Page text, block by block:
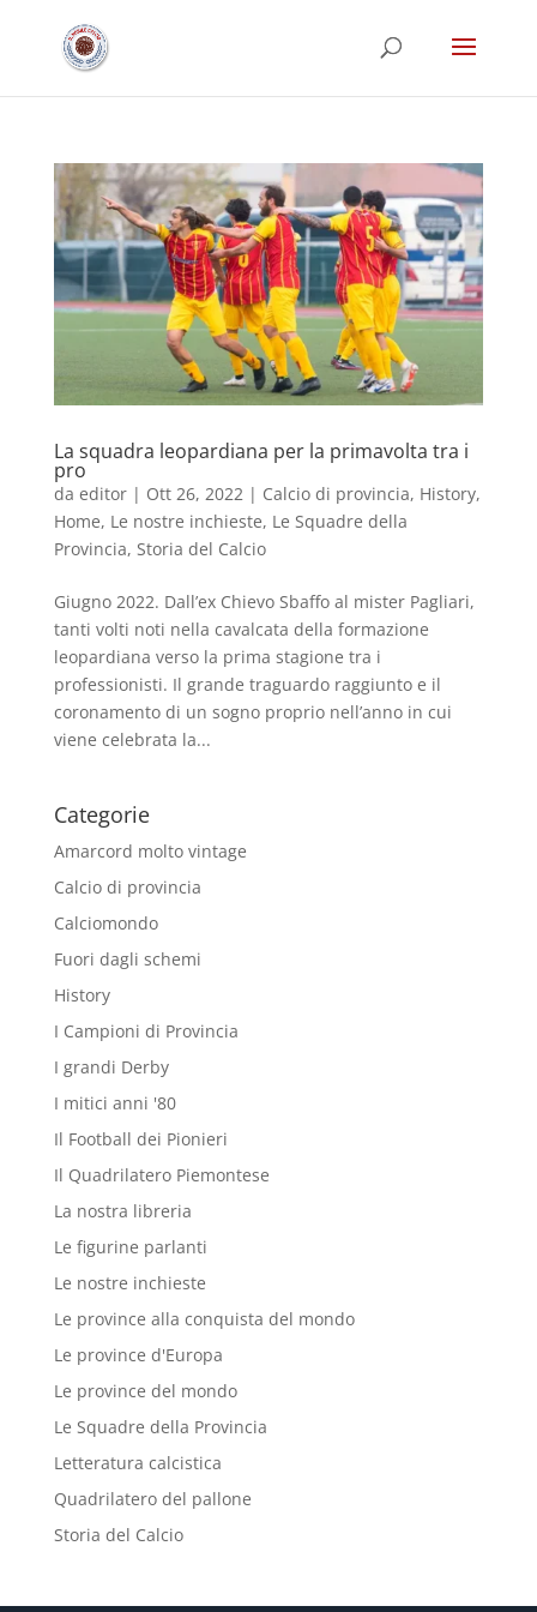
La squadra leopardiana per la primavolta tra i
pro
da editor| Ott 26, 2022 | Calcio di provincia, History,
Home, Le nostre inchieste, Le Squadre della
Provincia, Storia del Calcio
Giugno 2022. Dall’ex Chievo Sbaffo al mister Pagliari,
tanti volti noti nella cavalcata della formazione
leopardiana verso la prima stagione tra i
professionisti. Il grande traguardo raggiunto e il
coronamento di un sogno proprio nell’anno in cui
viene celebrata la...
Categorie
Amarcord molto vintage
Calcio di provincia
Calciomondo
Fuori dagli schemi
History
I Campioni di Provincia
I grandi Derby
I mitici anni '80
Il Football dei Pionieri
Il Quadrilatero Piemontese
La nostra libreria
Le figurine parlanti
Le nostre inchieste
Le province alla conquista del mondo
Le province d'Europa
Le province del mondo
Le Squadre della Provincia
Letteratura calcistica
Quadrilatero del pallone
Storia del Calcio